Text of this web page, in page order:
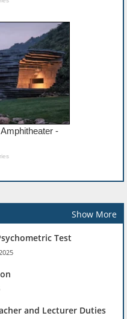
Show More
Test
and Lecturer Duties